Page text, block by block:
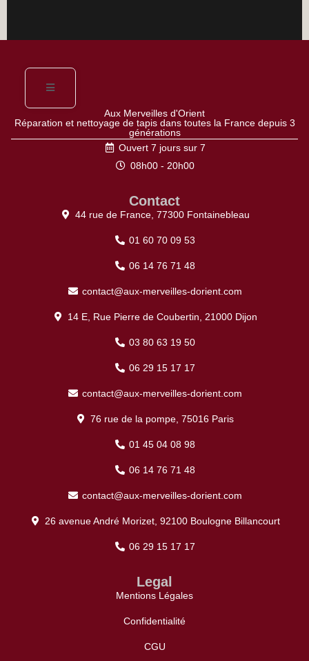
Aux Merveilles d'Orient
Réparation et nettoyage de tapis dans toutes la France depuis 3
générations
Ouvert 7 jours sur 7
08h00 - 20h00
Contact
44 rue de France, 77300 Fontainebleau
01 60 70 09 53
06 14 76 71 48
contact@aux-merveilles-dorient.com
14 E, Rue Pierre de Coubertin, 21000 Dijon
03 80 63 19 50
06 29 15 17 17
contact@aux-merveilles-dorient.com
76 rue de la pompe, 75016 Paris
01 45 04 08 98
06 14 76 71 48
contact@aux-merveilles-dorient.com
26 avenue André Morizet, 92100 Boulogne Billancourt
06 29 15 17 17
Legal
Mentions Légales
Confidentialité
CGU